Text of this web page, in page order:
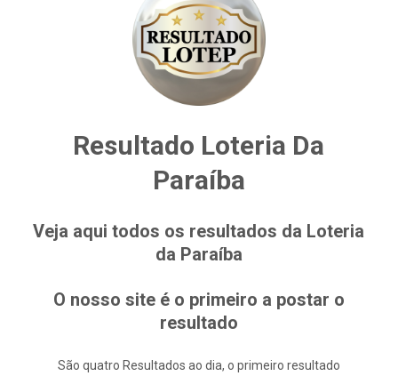
Resultado Loteria Da
Paraíba
Veja aqui todos os resultados da Loteria
da Paraíba
O nosso site é o primeiro a postar o
resultado
São quatro Resultados ao dia, o primeiro resultado